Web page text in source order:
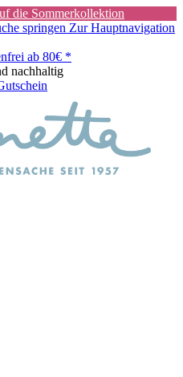
die Sommerkollektion
springen Zur Hauptnavigation
ab 80€ *
nachhaltig